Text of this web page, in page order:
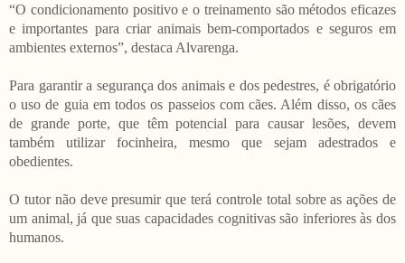
“O condicionamento positivo e o treinamento são métodos eficazes
e importantes para criar animais bem-comportados e seguros em
ambientes externos”, destaca Alvarenga.
Para garantir a segurança dos animais e dos pedestres, é obrigatório
o uso de guia em todos os passeios com cães. Além disso, os cães
de grande porte, que têm potencial para causar lesões, devem
também utilizar focinheira, mesmo que sejam adestrados e
obedientes.
O tutor não deve presumir que terá controle total sobre as ações de
um animal, já que suas capacidades cognitivas são inferiores às dos
humanos.